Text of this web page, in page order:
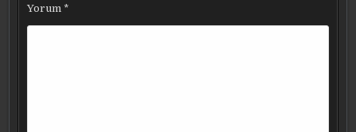
Yorum *